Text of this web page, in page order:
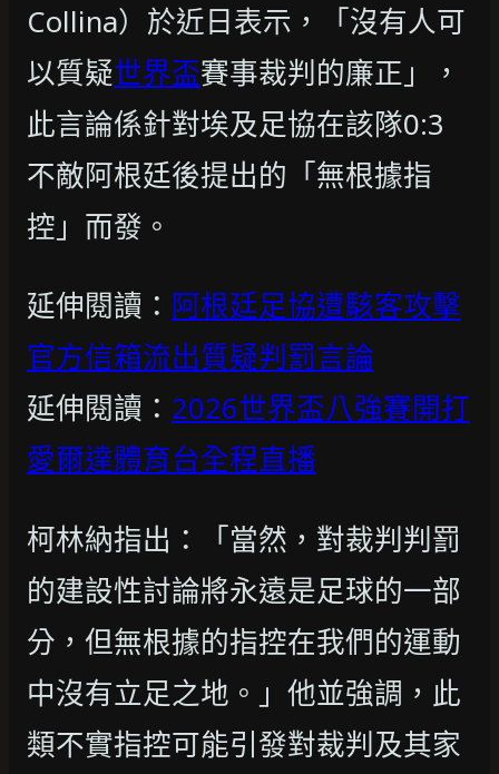
Collina）於近日表示，「沒有人可
以質疑世界盃賽事裁判的廉正」，
此言論係針對埃及足協在該隊0:3
不敵阿根廷後提出的「無根據指
控」而發。
延伸閱讀： 阿根廷足協遭駭客攻擊
官方信箱流出質疑判罰言論
延伸閱讀： 2026世界盃八強賽開打
愛爾達體育台全程直播
柯林納指出：「當然，對裁判判罰
的建設性討論將永遠是足球的一部
分，但無根據的指控在我們的運動
中沒有立足之地。」他並強調，此
類不實指控可能引發對裁判及其家